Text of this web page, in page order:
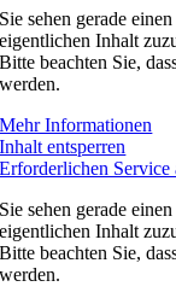
Sie sehen gerade
eigentlichen Inhalt
Bitte beachten Sie,
werden.
Mehr Informationen
Inhalt entsperren
Erforderlichen Service
Sie sehen gerade
eigentlichen Inhalt
Bitte beachten Sie,
werden.